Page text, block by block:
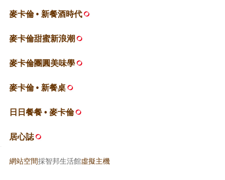
麥卡倫 • 新餐酒時代
麥卡倫甜蜜新浪潮
麥卡倫團圓美味學
麥卡倫 • 新餐桌
日日餐餐 • 麥卡倫
居心誌
網站空間採智邦生活館虛擬主機